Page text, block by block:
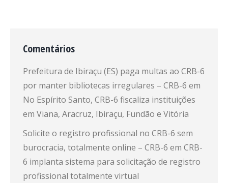
Comentários
Prefeitura de Ibiraçu (ES) paga multas ao CRB-6
por manter bibliotecas irregulares – CRB-6 em
No Espírito Santo, CRB-6 fiscaliza instituições
em Viana, Aracruz, Ibiraçu, Fundão e Vitória
Solicite o registro profissional no CRB-6 sem
burocracia, totalmente online – CRB-6 em CRB-
6 implanta sistema para solicitação de registro
profissional totalmente virtual